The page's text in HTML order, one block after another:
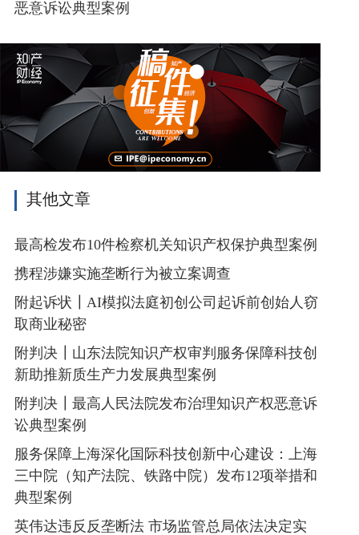
恶意诉讼典型案例
其他文章
最高检发布10件检察机关知识产权保护典型案例
携程涉嫌实施垄断行为被立案调查
附起诉状┃AI模拟法庭初创公司起诉前创始人窃
取商业秘密
附判决┃山东法院知识产权审判服务保障科技创
新助推新质生产力发展典型案例
附判决┃最高人民法院发布治理知识产权恶意诉
讼典型案例
服务保障上海深化国际科技创新中心建设：上海
三中院（知产法院、铁路中院）发布12项举措和
典型案例
英伟达违反反垄断法 市场监管总局依法决定实